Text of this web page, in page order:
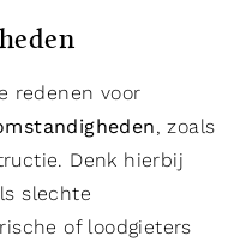
redenen voor
, zoals
Denk hierbij
slechte
of loodgieters